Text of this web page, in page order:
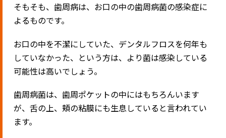
そもそも、歯周病は、お口の中の歯周病菌の感染症に
よるものです。
お口の中を不潔にしていた、デンタルフロスを何年も
していなかった、という方は、より菌は感染している
可能性は高いでしょう。
歯周病菌は、歯周ポケットの中にはもちろんいます
が、舌の上、頬の粘膜にも生息していると言われてい
ます。